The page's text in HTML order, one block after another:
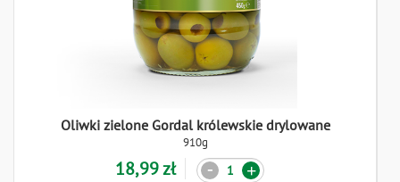
Oliwki zielone Gordal królewskie drylowane
910g
18,99 zł Ilość +
-